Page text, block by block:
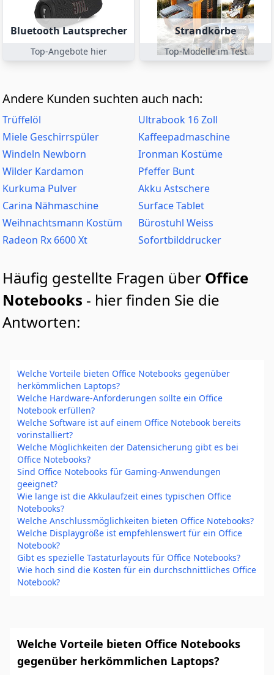
Bluetooth Lautsprecher
Top-Angebote hier
Strandkörbe
Top-Modelle im Test
Andere Kunden suchten auch nach:
Trüffelöl
Ultrabook 16 Zoll
Miele Geschirrspüler
Kaffeepadmaschine
Windeln Newborn
Ironman Kostüme
Wilder Kardamon
Pfeffer Bunt
Kurkuma Pulver
Akku Astschere
Carina Nähmaschine
Surface Tablet
Weihnachtsmann Kostüm
Bürostuhl Weiss
Radeon Rx 6600 Xt
Sofortbilddrucker
Häufig gestellte Fragen über Office
Notebooks - hier finden Sie die
Antworten:
Welche Vorteile bieten Office Notebooks gegenüber
herkömmlichen Laptops?
Welche Hardware-Anforderungen sollte ein Office
Notebook erfüllen?
Welche Software ist auf einem Office Notebook bereits
vorinstalliert?
Welche Möglichkeiten der Datensicherung gibt es bei
Office Notebooks?
Sind Office Notebooks für Gaming-Anwendungen
geeignet?
Wie lange ist die Akkulaufzeit eines typischen Office
Notebooks?
Welche Anschlussmöglichkeiten bieten Office Notebooks?
Welche Displaygröße ist empfehlenswert für ein Office
Notebook?
Gibt es spezielle Tastaturlayouts für Office Notebooks?
Wie hoch sind die Kosten für ein durchschnittliches Office
Notebook?
Welche Vorteile bieten Office Notebooks
gegenüber herkömmlichen Laptops?